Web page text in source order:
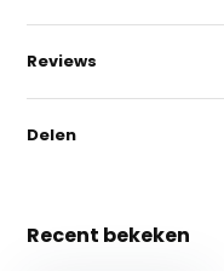
Reviews
Delen
Recent bekeken